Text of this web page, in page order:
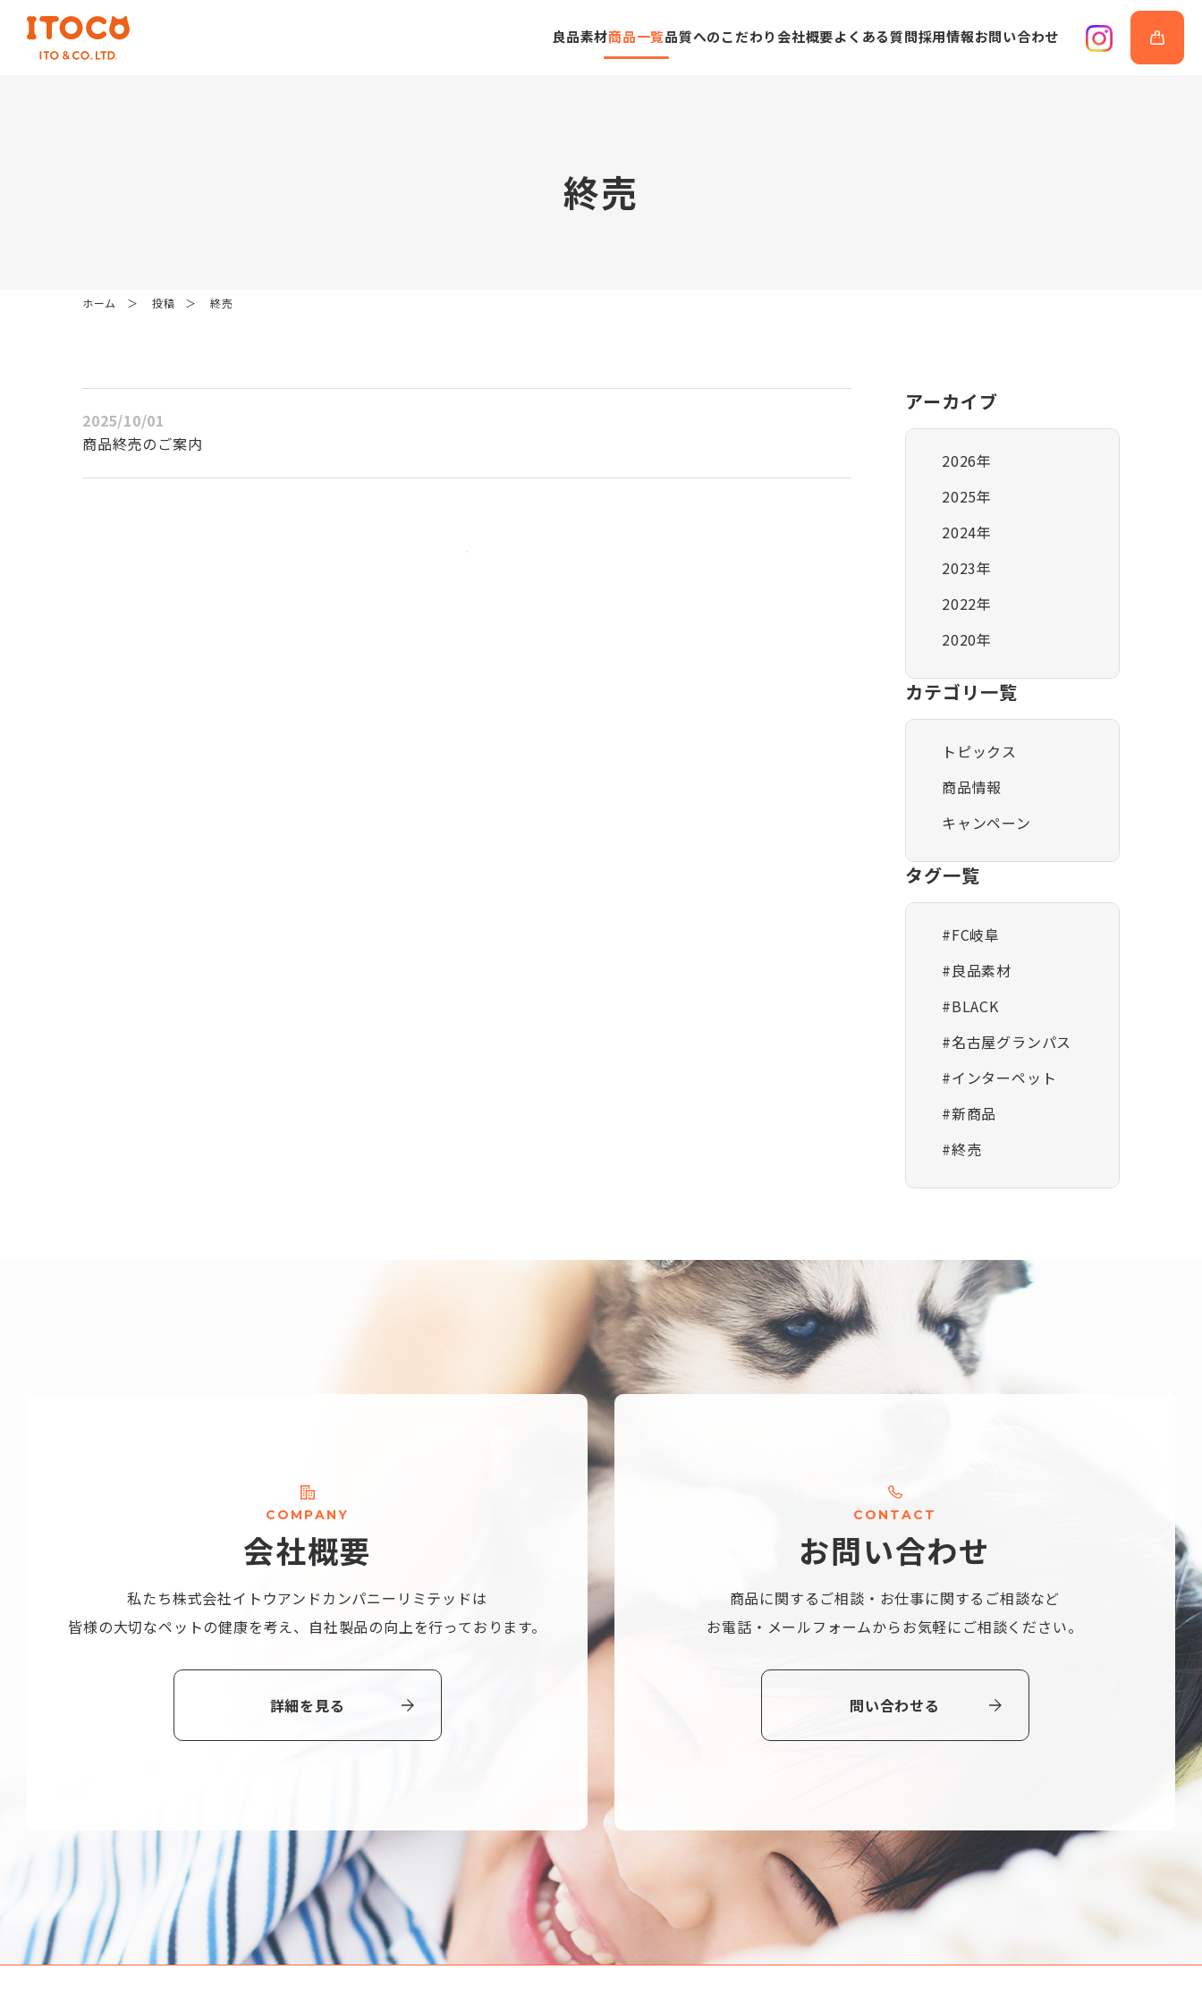
良品素材商品一覧品質へのこだわり 会社概要よくある質問採用情報お問い合わせ
終売
ホーム 投稿 終売
2025/10/01
商品終売のご案内
アーカイブ
2026年
2025年
2024年
2023年
2022年
2020年
カテゴリ一覧
トピックス
商品情報
キャンペーン
タグ一覧
#FC岐阜
#良品素材
#BLACK
#名古屋グランパス
#インターペット
#新商品
#終売
C O M PANY
会社概要
私たち株式会社イトウアンドカンパニーリミテッドは
皆様の大切なペットの健康を考え、 自社製品の向上を行っております。
詳細を見る
C O N TAC T
お問い合わせ
商品に関するご相談・ お仕事に関するご相談など
お電話・メールフォームからお気軽にご相談ください。
問い合わせる